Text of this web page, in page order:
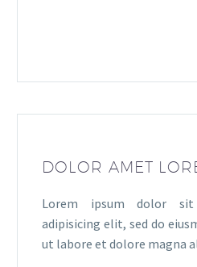
DOLOR AMET
Lorem ipsum dolor sit
adipisicing elit, sed do
ut labore et dolore magna